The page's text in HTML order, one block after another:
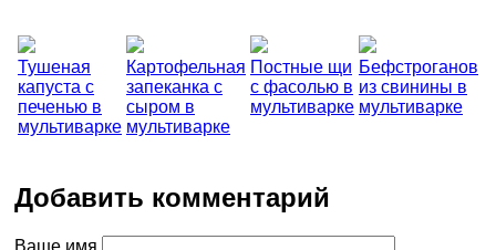
Тушеная
капуста с
печенью в
мультиварке
Картофельная
запеканка с
сыром в
мультиварке
Постные щи
с фасолью в
мультиварке
Бефстроганов
из свинины в
мультиварке
Добавить комментарий
Ваше имя